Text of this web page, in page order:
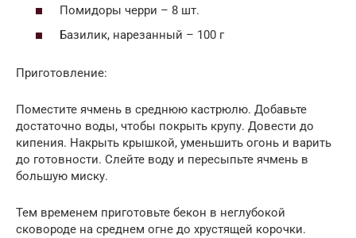
Помидоры черри – 8 шт.
Базилик, нарезанный – 100 г
Приготовление:
Поместите ячмень в среднюю кастрюлю. Добавьте
достаточно воды, чтобы покрыть крупу. Довести до
кипения. Накрыть крышкой, уменьшить огонь и варить
до готовности. Слейте воду и пересыпьте ячмень в
большую миску.
Тем временем приготовьте бекон в неглубокой
сковороде на среднем огне до хрустящей корочки.